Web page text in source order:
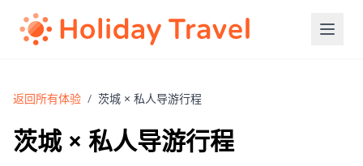
返回所有体验 / 茨城 × 私人导游行程
茨城 × 私人导游行程